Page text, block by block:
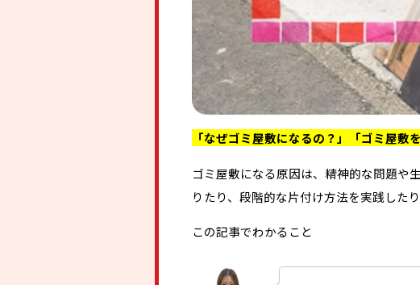
「なぜゴミ屋敷になるの？」「ゴミ屋敷
ゴミ屋敷になる原因は、精神的な問題や
りたり、段階的な片付け方法を実践した
この記事でわかること